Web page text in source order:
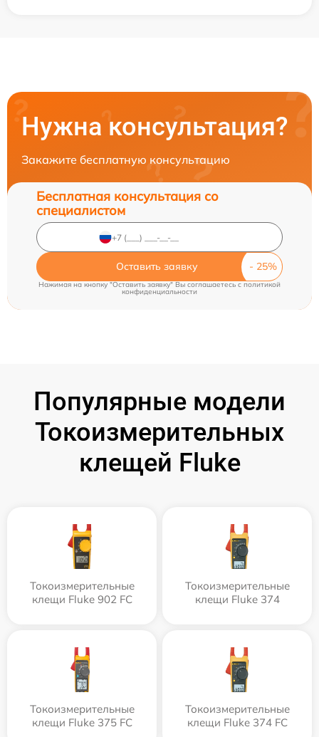
Нужна консультация?
Закажите бесплатную консультацию
Бесплатная консультация со
специалистом
Оставить заявку
Нажимая на кнопку "Оставить заявку" Вы соглашаетесь cполитикой
конфиденциальности
Популярные модели
Токоизмерительных
клещей Fluke
Токоизмерительные
клещи Fluke 902 FC
Токоизмерительные
клещи Fluke 374
Токоизмерительные
клещи Fluke 375 FC
Токоизмерительные
клещи Fluke 374 FC